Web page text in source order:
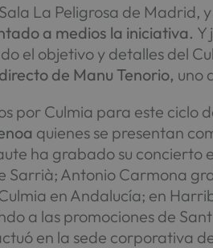
La Peligrosa de Madrid,
a medios la iniciativa. Y
el objetivo y detalles del
de Manu Tenorio, uno
por Culmia para este ciclo
quienes se presentan
ha grabado su concierto
Sarrià; Antonio Carmona
en Andalucía; en
a las promociones de
en la sede corporativa